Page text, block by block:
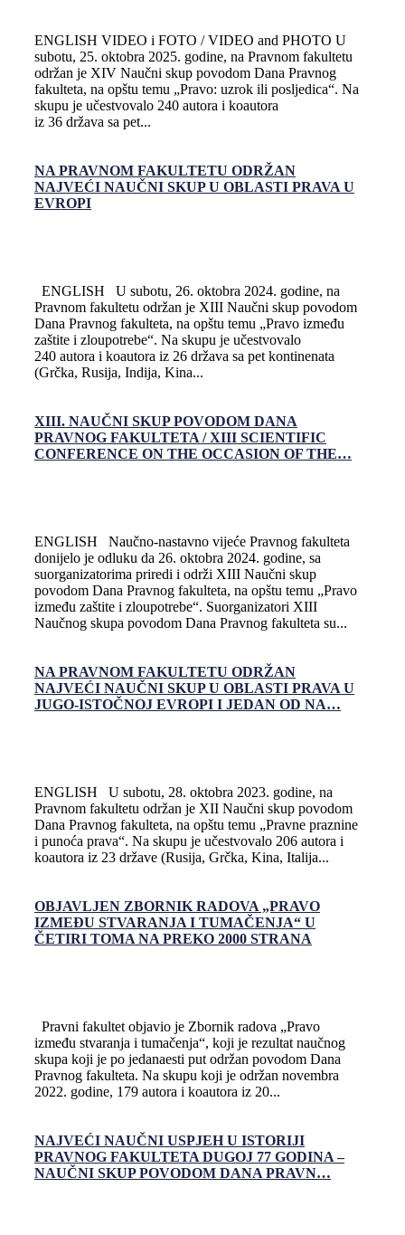
ENGLISH VIDEO i FOTO / VIDEO and PHOTO U
subotu, 25. oktobra 2025. godine, na Pravnom fakultetu
održan je XIV Naučni skup povodom Dana Pravnog
fakulteta, na opštu temu „Pravo: uzrok ili posljedica“. Na
skupu je učestvovalo 240 autora i koautora
iz 36 država sa pet...
NA PRAVNOM FAKULTETU ODRŽAN
NAJVEĆI NAUČNI SKUP U OBLASTI PRAVA U
EVROPI
ENGLISH U subotu, 26. oktobra 2024. godine, na
Pravnom fakultetu održan je XIII Naučni skup povodom
Dana Pravnog fakulteta, na opštu temu „Pravo između
zaštite i zloupotrebe“. Na skupu je učestvovalo
240 autora i koautora iz 26 država sa pet kontinenata
(Grčka, Rusija, Indija, Kina...
XIII. NAUČNI SKUP POVODOM DANA
PRAVNOG FAKULTETA / XIII SCIENTIFIC
CONFERENCE ON THE OCCASION OF THE…
ENGLISH Naučno-nastavno vijeće Pravnog fakulteta
donijelo je odluku da 26. oktobra 2024. godine, sa
suorganizatorima priredi i održi XIII Naučni skup
povodom Dana Pravnog fakulteta, na opštu temu „Pravo
između zaštite i zloupotrebe“. Suorganizatori XIII
Naučnog skupa povodom Dana Pravnog fakulteta su...
NA PRAVNOM FAKULTETU ODRŽAN
NAJVEĆI NAUČNI SKUP U OBLASTI PRAVA U
JUGO-ISTOČNOJ EVROPI I JEDAN OD NA…
ENGLISH U subotu, 28. oktobra 2023. godine, na
Pravnom fakultetu održan je XII Naučni skup povodom
Dana Pravnog fakulteta, na opštu temu „Pravne praznine
i punoća prava“. Na skupu je učestvovalo 206 autora i
koautora iz 23 države (Rusija, Grčka, Kina, Italija...
OBJAVLJEN ZBORNIK RADOVA „PRAVO
IZMEĐU STVARANJA I TUMAČENJA“ U
ČETIRI TOMA NA PREKO 2000 STRANA
Pravni fakultet objavio je Zbornik radova „Pravo
između stvaranja i tumačenja“, koji je rezultat naučnog
skupa koji je po jedanaesti put održan povodom Dana
Pravnog fakulteta. Na skupu koji je održan novembra
2022. godine, 179 autora i koautora iz 20...
NAJVEĆI NAUČNI USPJEH U ISTORIJI
PRAVNOG FAKULTETA DUGOJ 77 GODINA –
NAUČNI SKUP POVODOM DANA PRAVN…